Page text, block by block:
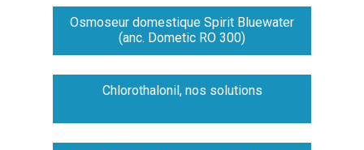
Osmoseur domestique Spirit Bluewater
(anc. Dometic RO 300)
Chlorothalonil, nos solutions